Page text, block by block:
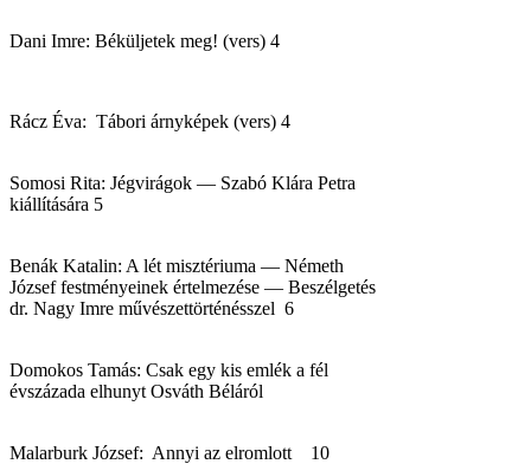
Dani Imre: Béküljetek meg! (vers) 4
Rácz Éva: Tábori árnyképek (vers) 4
Somosi Rita: Jégvirágok — Szabó Klára Petra
kiállítására 5
Benák Katalin: A lét misztériuma — Németh
József festményeinek értelmezése — Beszélgetés
dr. Nagy Imre művészettörténésszel 6
Domokos Tamás: Csak egy kis emlék a fél
évszázada elhunyt Osváth Béláról
Malarburk József: Annyi az elromlott 10